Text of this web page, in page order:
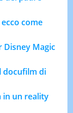
come
Disney Magic
docufilm di
in un reality